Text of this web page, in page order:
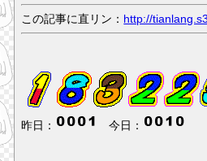
この記事に直リン： http://
昨日： 今日：